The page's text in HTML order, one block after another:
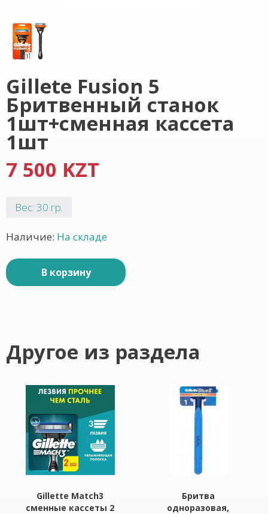
Gillete Fusion 5
Бритвенный станок
1шт+сменная кассета
1шт
7 500 KZT
Вес: 30 гр.
Наличие: На складе
В корзину
Другое из раздела
Gillette Match3
сменные кассеты 2
Бритва
одноразовая,